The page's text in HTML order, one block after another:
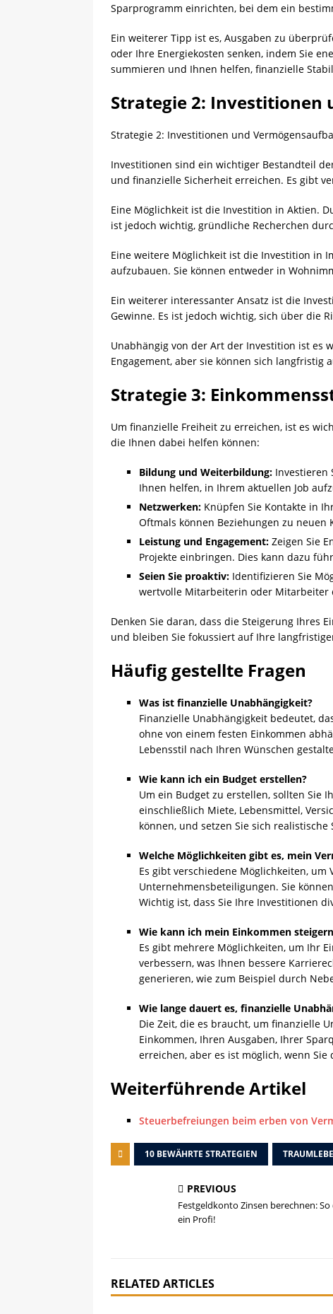
Sparprogramm einrichten, bei dem ein
Ein weiterer Tipp ist es, Ausgaben zu
oder Ihre Energiekosten senken, indem Sie
summieren und Ihnen helfen, finanzielle
Strategie 2: Investitionen
Strategie 2: Investitionen und
Investitionen sind ein wichtiger Bestandteil
und finanzielle Sicherheit erreichen. Es gibt
Eine Möglichkeit ist die Investition in Aktien.
ist jedoch wichtig, gründliche Recherchen
Eine weitere Möglichkeit ist die Investition in
aufzubauen. Sie können entweder in
Ein weiterer interessanter Ansatz ist die
Gewinne. Es ist jedoch wichtig, sich über die
Unabhängig von der Art der Investition ist es
Engagement, aber sie können sich langfristig
Strategie 3:
Um finanzielle Freiheit zu erreichen, ist es
die Ihnen dabei helfen können:
Bildung und Weiterbildung: Investieren
Ihnen helfen, in Ihrem aktuellen Job
Netzwerken: Knüpfen Sie Kontakte in
Oftmals können Beziehungen zu neuen
Leistung und Engagement: Zeigen Sie
Projekte einbringen. Dies kann dazu
Seien Sie proaktiv: Identifizieren Sie
wertvolle Mitarbeiterin oder Mitarbeiter
Denken Sie daran, dass die Steigerung Ihres
und bleiben Sie fokussiert auf Ihre
Häufig gestellte Fragen
Was ist finanzielle Unabhängigkeit?
Finanzielle Unabhängigkeit bedeutet,
ohne von einem festen Einkommen
Lebensstil nach Ihren Wünschen
Wie kann ich ein Budget erstellen?
Um ein Budget zu erstellen, sollten Sie
einschließlich Miete, Lebensmittel,
können, und setzen Sie sich realistische
Welche Möglichkeiten gibt es, mein
Es gibt verschiedene Möglichkeiten,
Unternehmensbeteiligungen. Sie
Wichtig ist, dass Sie Ihre Investitionen
Wie kann ich mein Einkommen
Es gibt mehrere Möglichkeiten, um Ihr
verbessern, was Ihnen bessere
generieren, wie zum Beispiel durch
Wie lange dauert es, finanzielle
Die Zeit, die es braucht, um finanzielle
Einkommen, Ihren Ausgaben, Ihrer
erreichen, aber es ist möglich, wenn
Weiterführende Artikel
Steuerbefreiungen beim erben von
10 BEWÄHRTE STRATEGIEN
PREVIOUS
Festgeldkonto Zinsen berechnen:
ein Profi!
RELATED ARTICLES